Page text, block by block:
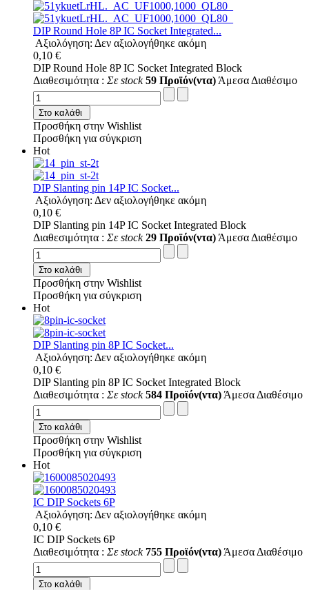
DIP Round Hole 8P IC Socket Integrated...
Αξιολόγηση: Δεν αξιολογήθηκε ακόμη
0,10 €
DIP Round Hole 8P IC Socket Integrated Block
Διαθεσιμότητα : Σε stock 59 Προϊόν(ντα) Άμεσα Διαθέσιμο
Στο καλάθι
Προσθήκη στην Wishlist
Προσθήκη για σύγκριση
Hot
DIP Slanting pin 14P IC Socket...
Αξιολόγηση: Δεν αξιολογήθηκε ακόμη
0,10 €
DIP Slanting pin 14P IC Socket Integrated Block
Διαθεσιμότητα : Σε stock 29 Προϊόν(ντα) Άμεσα Διαθέσιμο
Στο καλάθι
Προσθήκη στην Wishlist
Προσθήκη για σύγκριση
Hot
DIP Slanting pin 8P IC Socket...
Αξιολόγηση: Δεν αξιολογήθηκε ακόμη
0,10 €
DIP Slanting pin 8P IC Socket Integrated Block
Διαθεσιμότητα : Σε stock 584 Προϊόν(ντα) Άμεσα Διαθέσιμο
Στο καλάθι
Προσθήκη στην Wishlist
Προσθήκη για σύγκριση
Hot
IC DIP Sockets 6P
Αξιολόγηση: Δεν αξιολογήθηκε ακόμη
0,10 €
IC DIP Sockets 6P
Διαθεσιμότητα : Σε stock 755 Προϊόν(ντα) Άμεσα Διαθέσιμο
Στο καλάθι